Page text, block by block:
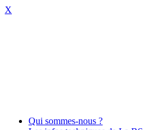
X
Qui sommes-nous ?